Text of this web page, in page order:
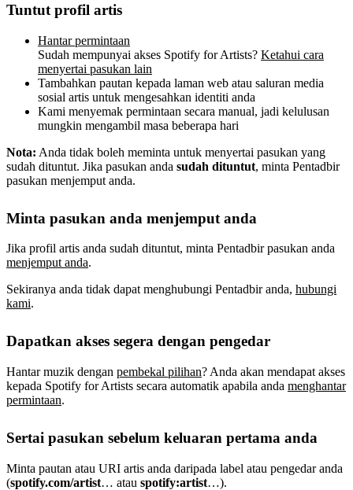
Tuntut profil artis
Hantar permintaan
Sudah mempunyai akses Spotify for Artists? Ketahui cara
menyertai pasukan lain
Tambahkan pautan kepada laman web atau saluran media
sosial artis untuk mengesahkan identiti anda
Kami menyemak permintaan secara manual, jadi kelulusan
mungkin mengambil masa beberapa hari
Nota: Anda tidak boleh meminta untuk menyertai pasukan yang
sudah dituntut. Jika pasukan anda sudah dituntut, minta Pentadbir
pasukan menjemput anda.
Minta pasukan anda menjemput anda
Jika profil artis anda sudah dituntut, minta Pentadbir pasukan anda
menjemput anda.
Sekiranya anda tidak dapat menghubungi Pentadbir anda, hubungi
kami.
Dapatkan akses segera dengan pengedar
Hantar muzik dengan pembekal pilihan? Anda akan mendapat akses
kepada Spotify for Artists secara automatik apabila anda menghantar
permintaan.
Sertai pasukan sebelum keluaran pertama anda
Minta pautan atau URI artis anda daripada label atau pengedar anda
(spotify.com/artist… atau spotify:artist…).